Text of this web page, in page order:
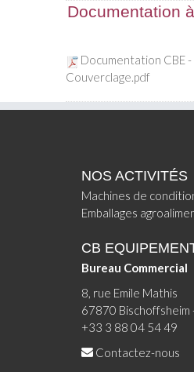
Documentation
Documentation CBE -
Couverclage.pdf
NOS ACTIVITÉS
Machines de
Emballages
CB
Bureau Commercial
8, rue Emile Mathis
67870 Bischoffsheim
+33 3 88 04 54 49
Contactez-nous